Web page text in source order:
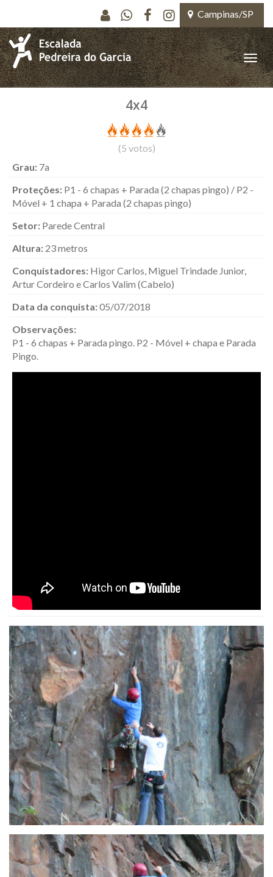
Pular para o conteúdo principal
Campinas/SP
Toggle
4x4
(5 votos)
Grau: 7a
Proteções: P1 - 6 chapas + Parada (2 chapas pingo) / P2 -
Móvel + 1 chapa + Parada (2 chapas pingo)
Setor: Parede Central
Altura: 23 metros
Conquistadores: Higor Carlos, Miguel Trindade Junior,
Artur Cordeiro e Carlos Valim (Cabelo)
Data da conquista:05/07/2018
Observações:
P1 - 6 chapas + Parada pingo. P2 - Móvel + chapa e Parada
Pingo.